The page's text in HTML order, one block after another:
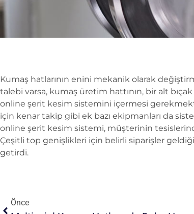
Kumaş hatlarının enini mekanik olarak
talebi varsa, kumaş üretim hattının, bir alt
online şerit kesim sistemini içermesi
için kenar takip gibi ek bazı ekipmanları da
online şerit kesim sistemi, müşterinin
Çeşitli top genişlikleri için belirli siparişler
getirdi.
Önce